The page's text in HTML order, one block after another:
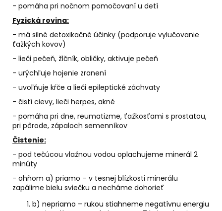
- pomáha pri nočnom pomočovaní u detí
Fyzická rovina:
- má silné detoxikačné účinky (podporuje vylučovanie
ťažkých kovov)
- lieči pečeň, žlčník, obličky, aktivuje pečeň
- urýchľuje hojenie zranení
- uvoľňuje kŕče a lieči epileptické záchvaty
- čistí cievy, lieči herpes, akné
- pomáha pri dne, reumatizme, ťažkosťami s prostatou,
pri pôrode, zápaloch semenníkov
Čistenie:
- pod tečúcou vlažnou vodou oplachujeme minerál 2
minúty
- ohňom a) priamo – v tesnej blízkosti minerálu
zapálime bielu sviečku a necháme dohorieť
b) nepriamo – rukou stiahneme negatívnu energiu